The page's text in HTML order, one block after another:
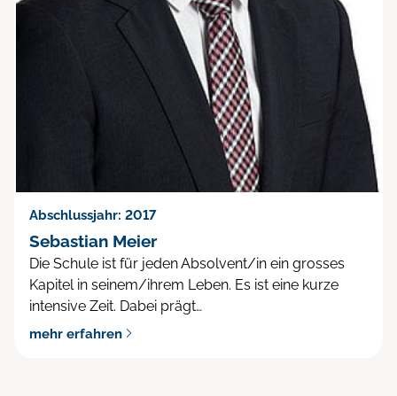
Abschlussjahr: 2017
Sebastian Meier
Die Schule ist für jeden Absolvent/in ein grosses
Kapitel in seinem/ihrem Leben. Es ist eine kurze
intensive Zeit. Dabei prägt…
mehr erfahren